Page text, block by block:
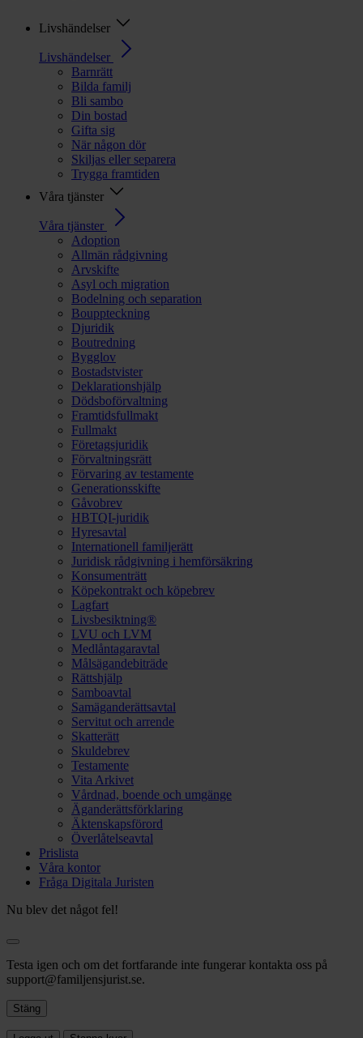
Livshändelser
Livshändelser
Barnrätt
Bilda familj
Bli sambo
Din bostad
Gifta sig
När någon dör
Skiljas eller separera
Trygga framtiden
Våra tjänster
Våra tjänster
Adoption
Allmän rådgivning
Arvskifte
Asyl och migration
Bodelning och separation
Bouppteckning
Djuridik
Boutredning
Bygglov
Bostadstvister
Deklarationshjälp
Dödsboförvaltning
Framtidsfullmakt
Fullmakt
Företagsjuridik
Förvaltningsrätt
Förvaring av testamente
Generationsskifte
Gåvobrev
HBTQI-juridik
Hyresavtal
Internationell familjerätt
Juridisk rådgivning i hemförsäkring
Konsumenträtt
Köpekontrakt och köpebrev
Lagfart
Livsbesiktning®
LVU och LVM
Medlåntagaravtal
Målsägandebiträde
Rättshjälp
Samboavtal
Samäganderättsavtal
Servitut och arrende
Skatterätt
Skuldebrev
Testamente
Vita Arkivet
Vårdnad, boende och umgänge
Äganderättsförklaring
Äktenskapsförord
Överlåtelseavtal
Prislista
Våra kontor
Fråga Digitala Juristen
Nu blev det något fel!
Testa igen och om det fortfarande inte fungerar kontakta oss på
support@familjensjurist.se.
Stäng